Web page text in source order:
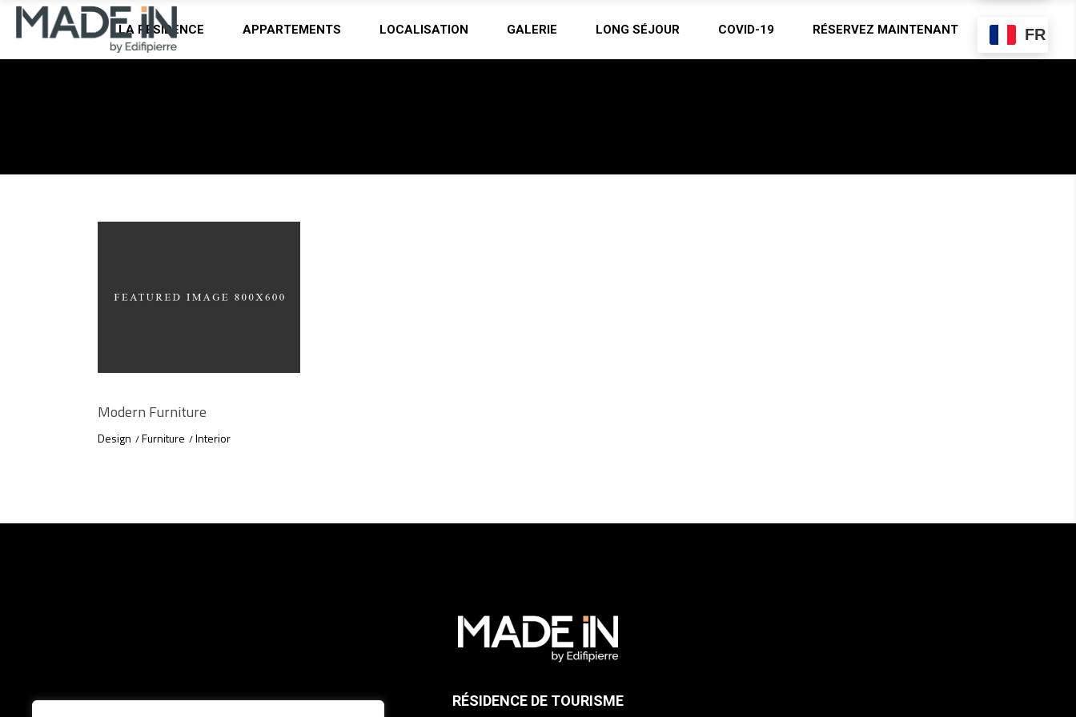
LA RÉSIDENCE APPARTEMENTS LOCALISATION GALERIE LONG SÉJOUR COVID-19 RÉSERVEZ MAINTENANT FR
Modern Furniture
Design Furniture Interior
RÉSIDENCE DE TOURISME